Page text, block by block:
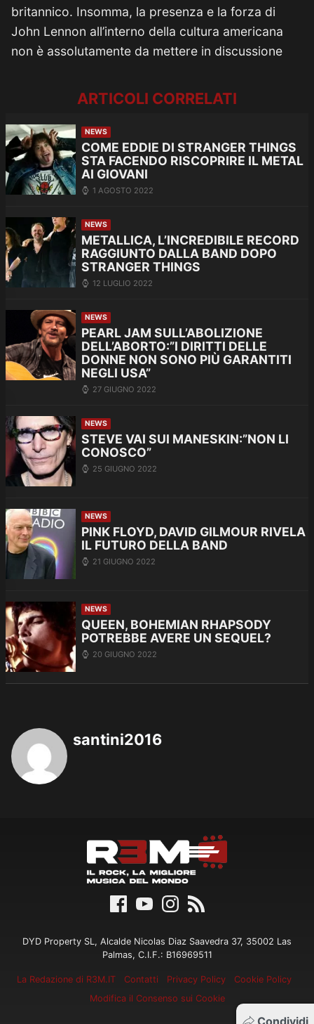
britannico. Insomma, la presenza e la forza di
John Lennon all’interno della cultura americana
non è assolutamente da mettere in discussione
ARTICOLI CORRELATI
NEWS
COME EDDIE DI STRANGER THINGS
STA FACENDO RISCOPRIRE IL METAL
AI GIOVANI
1 AGOSTO 2022
NEWS
METALLICA, L’INCREDIBILE RECORD
RAGGIUNTO DALLA BAND DOPO
STRANGER THINGS
12 LUGLIO 2022
NEWS
PEARL JAM SULL’ABOLIZIONE
DELL’ABORTO:”I DIRITTI DELLE
DONNE NON SONO PIÙ GARANTITI
NEGLI USA”
27 GIUGNO 2022
NEWS
STEVE VAI SUI MANESKIN:”NON LI
CONOSCO”
25 GIUGNO 2022
NEWS
PINK FLOYD, DAVID GILMOUR RIVELA
IL FUTURO DELLA BAND
21 GIUGNO 2022
NEWS
QUEEN, BOHEMIAN RHAPSODY
POTREBBE AVERE UN SEQUEL?
20 GIUGNO 2022
santini2016
Condividi
DYD Property SL, Alcalde Nicolas Diaz Saavedra 37, 35002 Las
Palmas, C.I.F.: B16969511
La Redazione di R3M.IT Contatti Privacy Policy
Cookie Policy
Modifica il Consenso sui Cookie